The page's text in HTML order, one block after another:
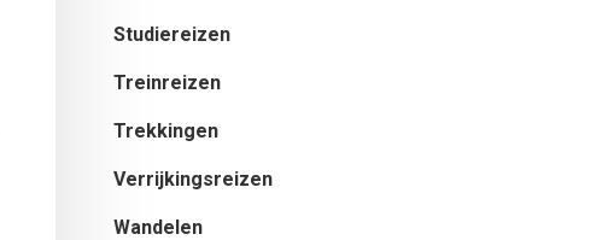
Studiereizen
Treinreizen
Trekkingen
Verrijkingsreizen
Wandelen